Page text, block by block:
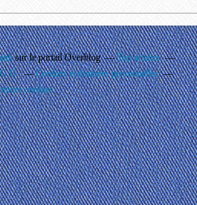
sur le portail Overblog
Top articles
Cookies et données personnelles
cookies